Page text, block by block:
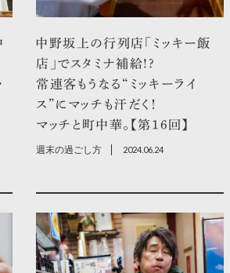
中野坂上の行列店「ミッキー飯
店」でスタミナ補給!?
常連客もうなる“ミッキーライ
ス”にマッチも汗だく！
マッチと町中華。【第16回】
週末の過ごし方 2024.06.24